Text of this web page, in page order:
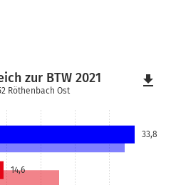
33,8
14,6
zur BTW 2021
Röthenbach Ost
file_download